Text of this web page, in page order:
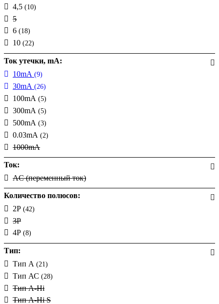
4,5 (10)
5
6 (18)
10 (22)
Ток утечки, mA:
10mA (9)
30mA (26)
100mA (5)
300mA (5)
500mA (3)
0.03mA (2)
1000mA
Ток:
AC (переменный ток)
Количество полюсов:
2P (42)
3P
4P (8)
Тип:
Тип А (21)
Тип АС (28)
Тип A-Hi
Тип A-Hi S